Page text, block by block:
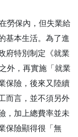
勞保內，但失業給
基本生活。為了進
府特別制定《就業
外，再實施「就業
保險，後來又陸續
而言，並不須另外
，加上總費率並未
保險顯得很「無